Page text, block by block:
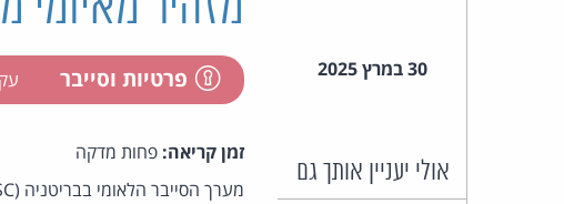
30 במרץ 2025 פרטיות וסייבר
אולי יעניין אותך גם
זמן קריאה: פחות מדקה
מערך הסייבר הלאומי בבריטניה (NCSC) פרסם